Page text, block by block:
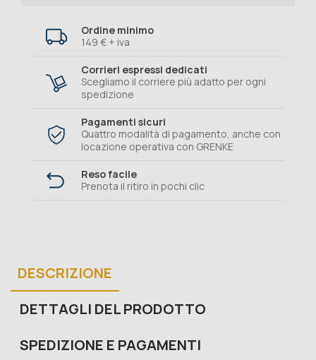
Ordine minimo
149 € + iva
Corrieri espressi dedicati
Scegliamo il corriere più adatto per ogni
spedizione
Pagamenti sicuri
Quattro modalità di pagamento, anche con
locazione operativa con GRENKE
Reso facile
Prenota il ritiro in pochi clic
DESCRIZIONE
DETTAGLI DEL PRODOTTO
SPEDIZIONE E PAGAMENTI